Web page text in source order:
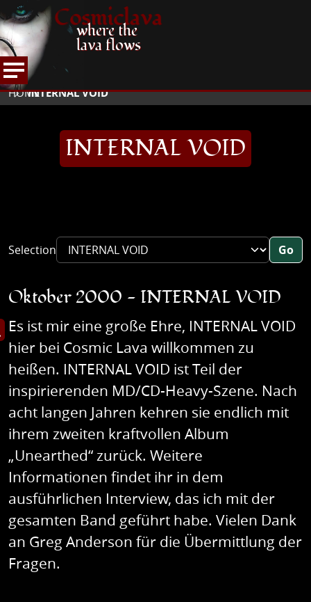
Cosmiclava
where the
lava flows
HOME
ARTIKEL UND MEHR
INTERNAL VOID
INTERNAL VOID
Selection Go
Oktober 2000 - INTERNAL VOID
Bild in Großansicht
Es ist mir eine große Ehre, INTERNAL VOID
hier bei Cosmic Lava willkommen zu
heißen. INTERNAL VOID ist Teil der
inspirierenden MD/CD-Heavy-Szene. Nach
acht langen Jahren kehren sie endlich mit
ihrem zweiten kraftvollen Album
„Unearthed“ zurück. Weitere
Informationen findet ihr in dem
ausführlichen Interview, das ich mit der
gesamten Band geführt habe. Vielen Dank
an Greg Anderson für die Übermittlung der
Fragen.